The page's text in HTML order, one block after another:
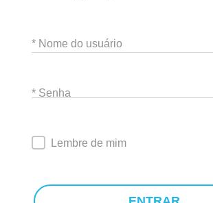
* Nome do usuário
* Senha
Lembre de mim